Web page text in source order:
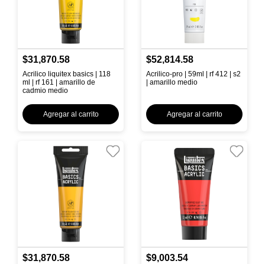
$31,870.58
Acrilico liquitex basics | 118
ml | rf 161 | amarillo de
cadmio medio
Agregar al carrito
$52,814.58
Acrilico-pro | 59ml | rf 412 | s2
| amarillo medio
Agregar al carrito
$31,870.58 $9,003.54